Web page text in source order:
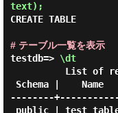
text);
CREATE TABLE
# テーブル一覧を表示
testdb=> \dt
--------